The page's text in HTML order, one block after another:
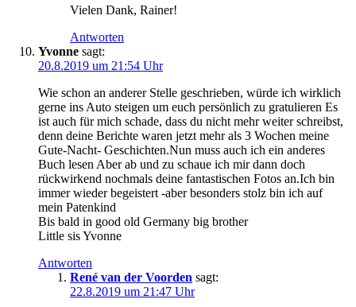
Vielen Dank, Rainer!
Antworten
Yvonne sagt:
20.8.2019 um 21:54 Uhr
Wie schon an anderer Stelle geschrieben, würde ich wirklich
gerne ins Auto steigen um euch persönlich zu gratulieren Es
ist auch für mich schade, dass du nicht mehr weiter schreibst,
denn deine Berichte waren jetzt mehr als 3 Wochen meine
Gute-Nacht- Geschichten.Nun muss auch ich ein anderes
Buch lesen Aber ab und zu schaue ich mir dann doch
rückwirkend nochmals deine fantastischen Fotos an.Ich bin
immer wieder begeistert -aber besonders stolz bin ich auf
mein Patenkind
Bis bald in good old Germany big brother
Little sis Yvonne
Antworten
René van der Voorden sagt:
22.8.2019 um 21:47 Uhr